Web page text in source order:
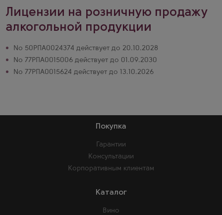
Лицензии на розничную продажу
алкогольной продукции
№ 50РПА0024374 действует до 20.10.2028
№ 77РПА0015006 действует до 01.09.2030
№ 77РПА0015624 действует до 13.10.2026
Покупка
Гарантии
Консультации
Корпоративным клиентам
Каталог
Вино